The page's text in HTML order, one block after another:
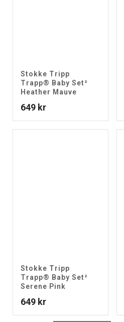
Stokke Tripp
Trapp® Baby Set²
Heather Mauve
649 kr
Stokke Tripp
Trapp® Baby Set²
Serene Pink
649 kr